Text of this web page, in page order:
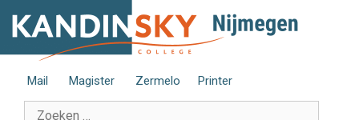
naar
Mail Magister Zermelo Printer
Zoek